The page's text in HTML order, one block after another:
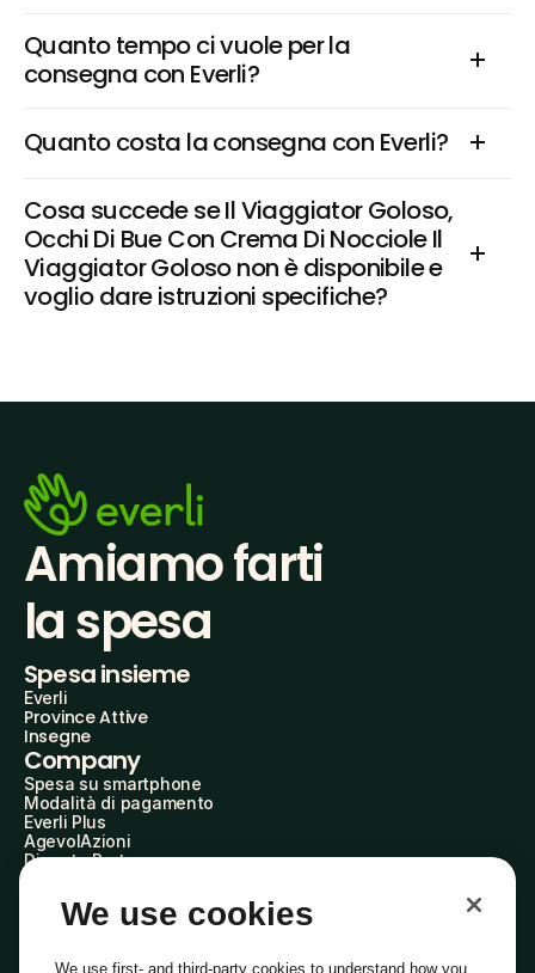
Quanto tempo ci vuole per la
consegna con Everli?
Quanto costa la consegna con Everli?
Cosa succede se Il Viaggiator Goloso,
Occhi Di Bue Con Crema Di Nocciole Il
Viaggiator Goloso non è disponibile e
voglio dare istruzioni specifiche?
Amiamo farti
la spesa
Spesa insieme
Everli
Province Attive
Insegne
Company
Spesa su smartphone
Modalità di pagamento
Everli Plus
AgevolAzioni
Diventa Partner
Everli Shoppers
About Us
Everli News
We use cookies
We use first- and third-party cookies to understand how you